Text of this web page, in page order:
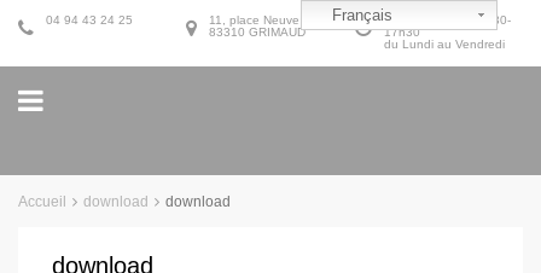
9h30-12h30 et 14h30-
17h30
du Lundi au Vendredi
11, place Neuve
83310 GRIMAUD
04 94 43 24 25
Accueil download download
download
Français